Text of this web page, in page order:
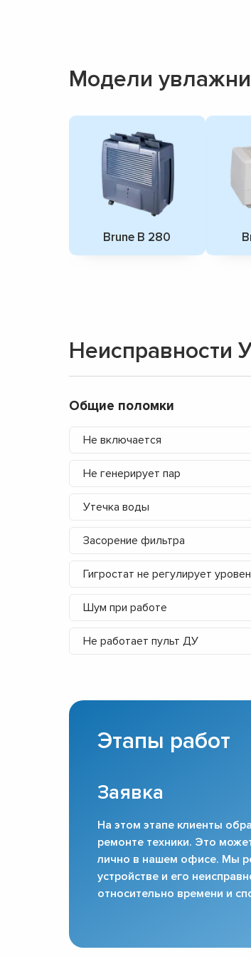
Модели
Brune B 280
Неисправности
Общие поломки
Не включается
Не генерирует пар
Утечка воды
Засорение фильтра
Гигростат не регулирует
Шум при работе
Не работает пульт ДУ
Этапы работ
Заявка
На этом этапе клиенты
ремонте техники. Это
лично в нашем офисе. Мы
устройстве и его
относительно времени и